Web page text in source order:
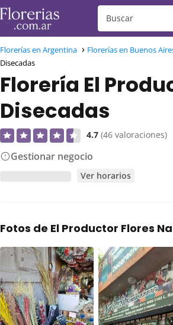
Florerías en Argentina Florerías en Buenos
Disecadas
Florería El
Disecadas
4.7 (46 valoraciones)
Gestionar negocio
Ver horarios
Fotos de El Productor Flores